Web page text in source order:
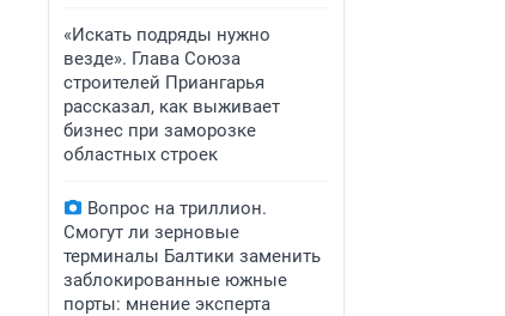
«Искать подряды нужно
везде». Глава Союза
строителей Приангарья
рассказал, как выживает
бизнес при заморозке
областных строек
Вопрос на триллион.
Смогут ли зерновые
терминалы Балтики заменить
заблокированные южные
порты: мнение эксперта